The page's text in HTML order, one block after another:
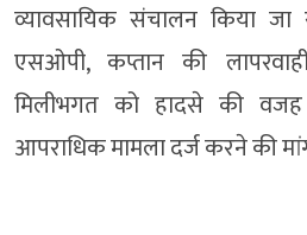
व्यावसायिक संचालन किया जा
एसओपी, कप्तान की
मिलीभगत को हादसे की
आपराधिक मामला दर्ज करने की